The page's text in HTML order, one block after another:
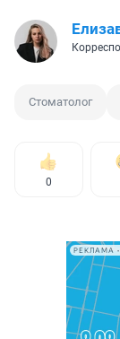
Стоматолог
0
РЕКЛАМА •